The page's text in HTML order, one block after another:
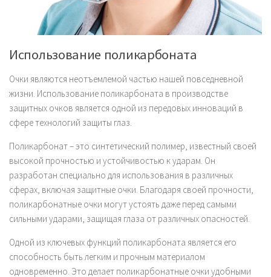
Использование поликарбоната
Очки являются неотъемлемой частью нашей повседневной
жизни. Использование поликарбоната в производстве
защитных очков является одной из передовых инноваций в
сфере технологий защиты глаз.
Поликарбонат – это синтетический полимер, известный своей
высокой прочностью и устойчивостью к ударам. Он
разработан специально для использования в различных
сферах, включая защитные очки. Благодаря своей прочности,
поликарбонатные очки могут устоять даже перед самыми
сильными ударами, защищая глаза от различных опасностей.
Одной из ключевых функций поликарбоната является его
способность быть легким и прочным материалом
одновременно. Это делает поликарбонатные очки удобными